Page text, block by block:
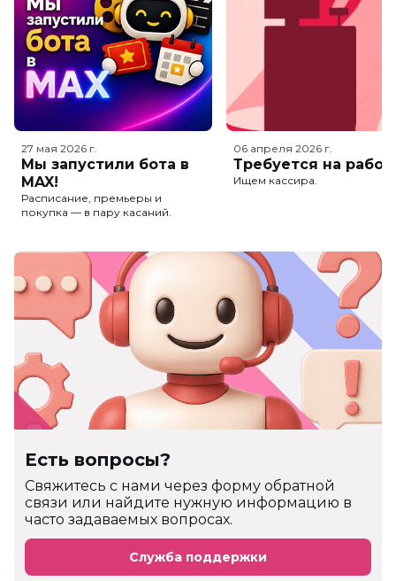
27 мая 2026 г.
Мы запустили бота в
MAX!
Расписание, премьеры и
покупка — в пару касаний.
06 апреля 2026 г.
Требуется на
Ищем кассира.
Есть вопросы?
Cвяжитесь с нами через форму обратной
связи или найдите нужную информацию в
часто задаваемых вопросах.
Служба поддержки